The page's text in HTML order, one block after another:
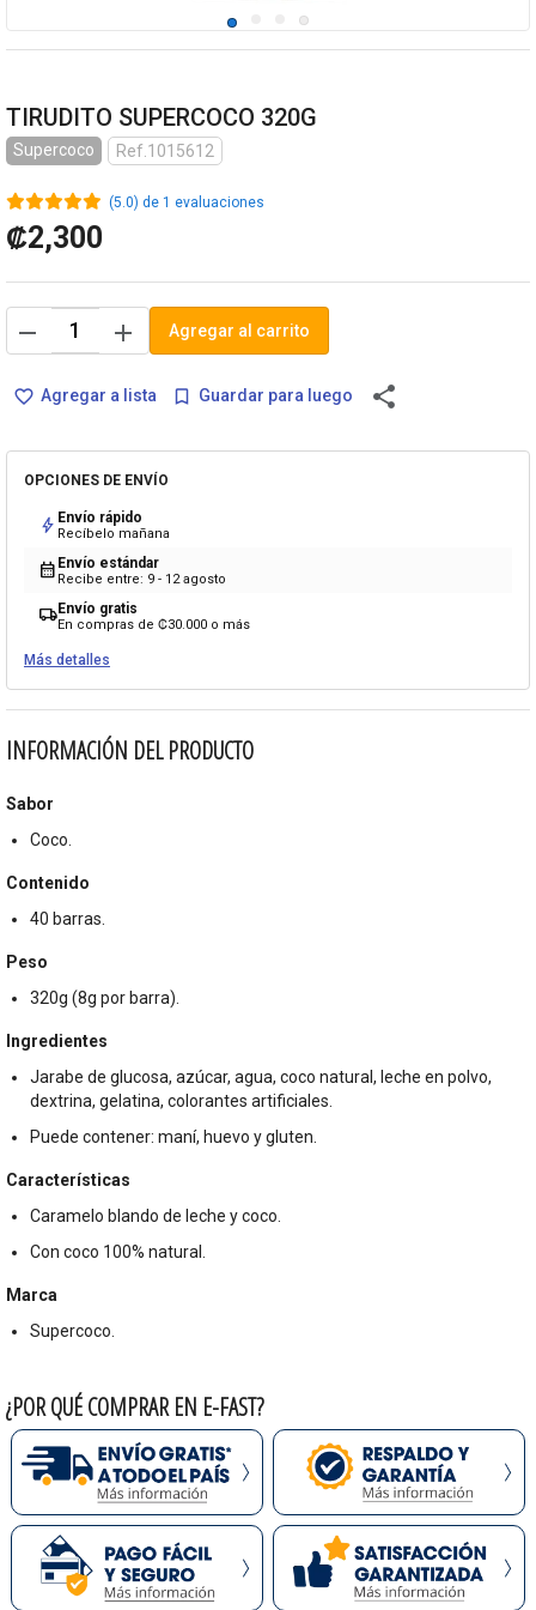
TIRUDITO SUPERCOCO 320G
Supercoco Ref.1015612
(5.0) de 1 evaluaciones
₡2,300
remove add Agregar al carrito
favorite_border Agregar a lista bookmark_border Guardar para luego share
OPCIONES DE ENVÍO
bolt Envío rápido
Recíbelo mañana
calendar_month Envío estándar
Recibe entre: 9 - 12 agosto
local_shippingEnvío gratis
En compras de ₡30.000 o más
Más detalles
INFORMACIÓN DEL PRODUCTO
Sabor
Coco.
Contenido
40 barras.
Peso
320g (8g por barra).
Ingredientes
Jarabe de glucosa, azúcar, agua, coco natural, leche en polvo,
dextrina, gelatina, colorantes artificiales.
Puede contener: maní, huevo y gluten.
Características
Caramelo blando de leche y coco.
Con coco 100% natural.
Marca
Supercoco.
¿POR QUÉ COMPRAR EN E-FAST?